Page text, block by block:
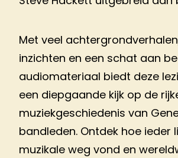
Met veel
inzichten en een schat aan
audiomateriaal biedt deze
een diepgaande kijk op de
muziekgeschiedenis van
bandleden. Ontdek hoe ieder
muzikale weg vond en